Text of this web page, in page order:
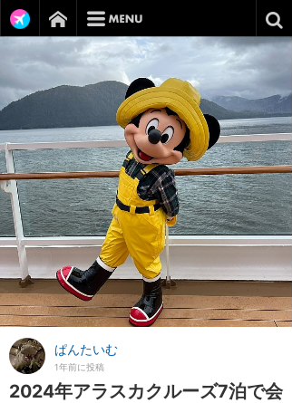
ぱんたいむ
1年前に投稿
2024年アラスカクルーズ7泊で会